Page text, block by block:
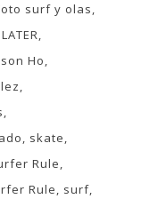
surf y olas
Ho
skate
Rule
Rule
surf